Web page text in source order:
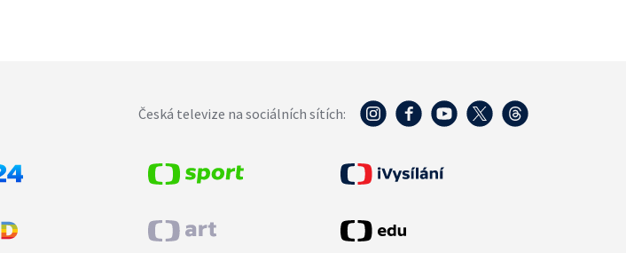
Česká televize na sociálních sítích: